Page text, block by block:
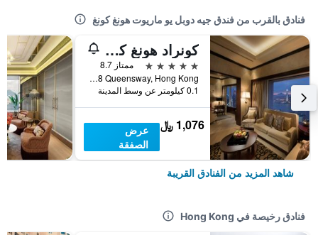
فنادق بالقرب من فندق جيه دوبل يو ماريوت هونغ كونغ
كونراد هونغ كونغ
5 نجوم
ممتاز 8.7
Pacific Place, 88 Queensway, Hong Kong, هونغ كونغ
0.1 كيلومتر عن وسط المدينة
1,076 ﷼
عرض
الصفقة
شاهد المزيد من الفنادق القريبة
فنادق رخيصة في Hong Kong